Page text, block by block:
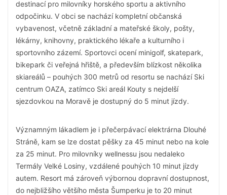
destinací pro milovníky horského sportu a aktivního
odpočinku. V obci se nachází kompletní občanská
vybavenost, včetně základní a mateřské školy, pošty,
lékárny, knihovny, praktického lékaře a kulturního i
sportovního zázemí. Sportovci ocení minigolf, skatepark,
bikepark či veřejná hřiště, a především blízkost několika
skiareálů – pouhých 300 metrů od resortu se nachází Ski
centrum OAZA, zatímco Ski areál Kouty s nejdelší
sjezdovkou na Moravě je dostupný do 5 minut jízdy.
Významným lákadlem je i přečerpávací elektrárna Dlouhé
Stráně, kam se lze dostat pěšky za 45 minut nebo na kole
za 25 minut. Pro milovníky wellnessu jsou nedaleko
Termály Velké Losiny, vzdálené pouhých 10 minut jízdy
autem. Resort má zároveň výbornou dopravní dostupnost,
do nejbližšího většího města Šumperku je to 20 minut